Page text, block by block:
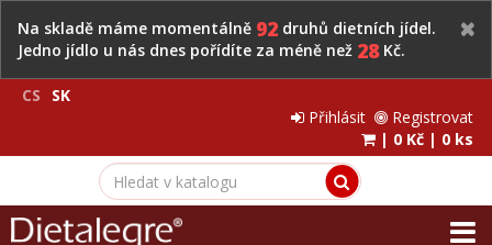
Na skladě máme momentálně 92 druhů dietních jídel.
Jedno jídlo u nás dnes pořídíte za méně než 28Kč.
CS
SK
Přihlásit
Registrovat
| 0 Kč | 0 ks